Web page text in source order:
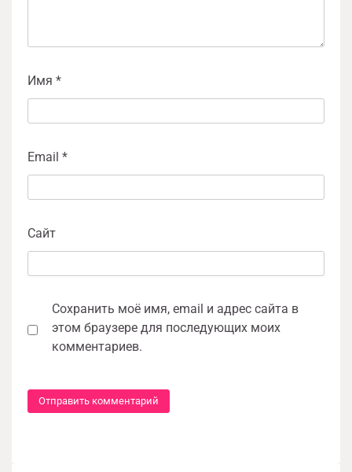
Имя *
Email *
Сайт
Сохранить моё имя, email и адрес сайта в
этом браузере для последующих моих
комментариев.